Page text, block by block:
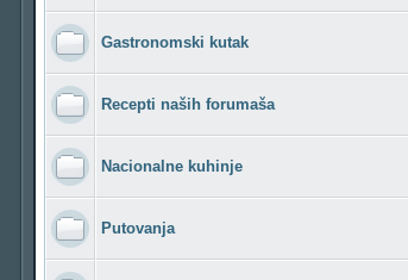
Gastronomski kutak
Recepti naših forumaša
Nacionalne kuhinje
Putovanja